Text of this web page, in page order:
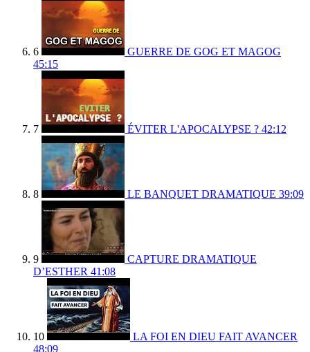
6
GUERRE DE GOG ET MAGOG
45:15
7 ÉVITER L'APOCALYPSE ? 42:12
8 LE BANQUET DRAMATIQUE 39:09
9
CAPTURE DRAMATIQUE
D’ESTHER 41:08
10
LA FOI EN DIEU FAIT AVANCER
48:09